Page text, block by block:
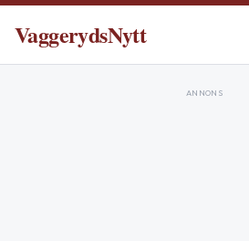
VaggerydsNytt
ANNONS